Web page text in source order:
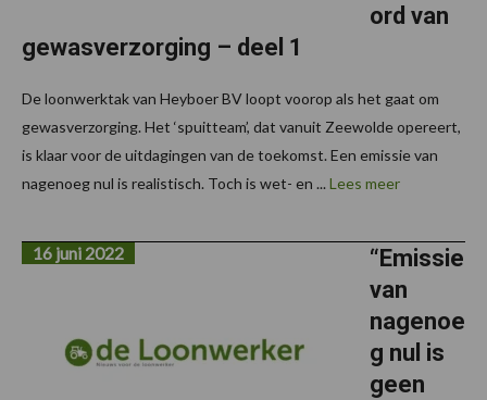
ord van
gewasverzorging – deel 1
De loonwerktak van Heyboer BV loopt voorop als het gaat om
gewasverzorging. Het ‘spuitteam’, dat vanuit Zeewolde opereert,
is klaar voor de uitdagingen van de toekomst. Een emissie van
nagenoeg nul is realistisch. Toch is wet- en ... Lees meer
“Emissie
van
nagenoe
g nul is
geen
16 juni 2022